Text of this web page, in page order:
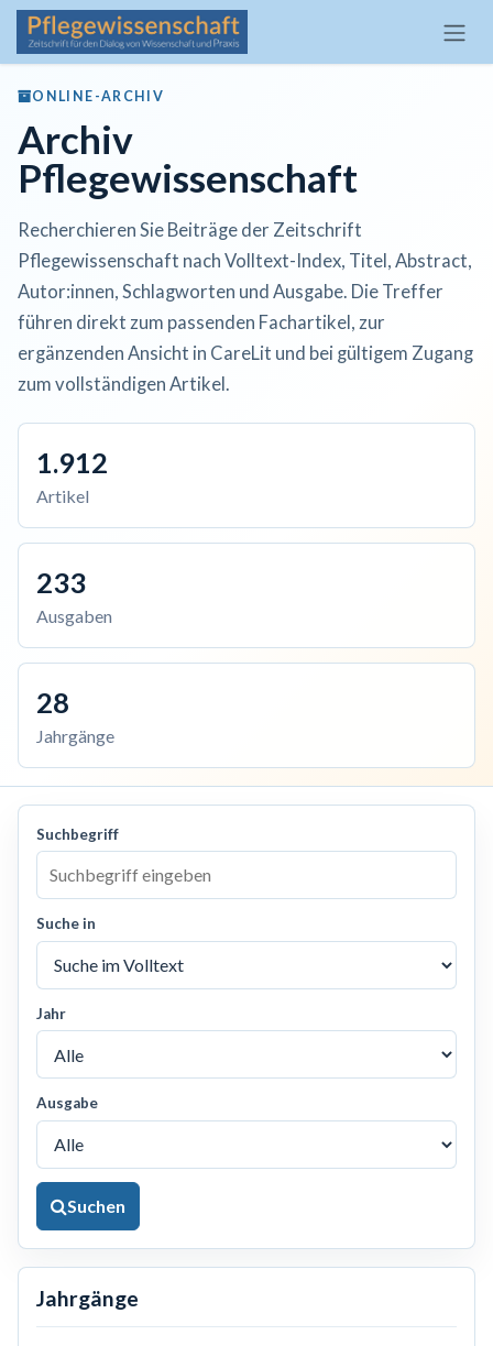
Zum Inhalt springen
ONLINE-ARCHIV
Archiv
Pflegewissenschaft
Recherchieren Sie Beiträge der Zeitschrift
Pflegewissenschaft nach Volltext-Index, Titel, Abstract,
Autor:innen, Schlagworten und Ausgabe. Die Treffer
führen direkt zum passenden Fachartikel, zur
ergänzenden Ansicht in CareLit und bei gültigem Zugang
zum vollständigen Artikel.
1.912
Artikel
233
Ausgaben
28
Jahrgänge
Suchbegriff
Suche in
Jahr
Ausgabe
Suchen
Jahrgänge